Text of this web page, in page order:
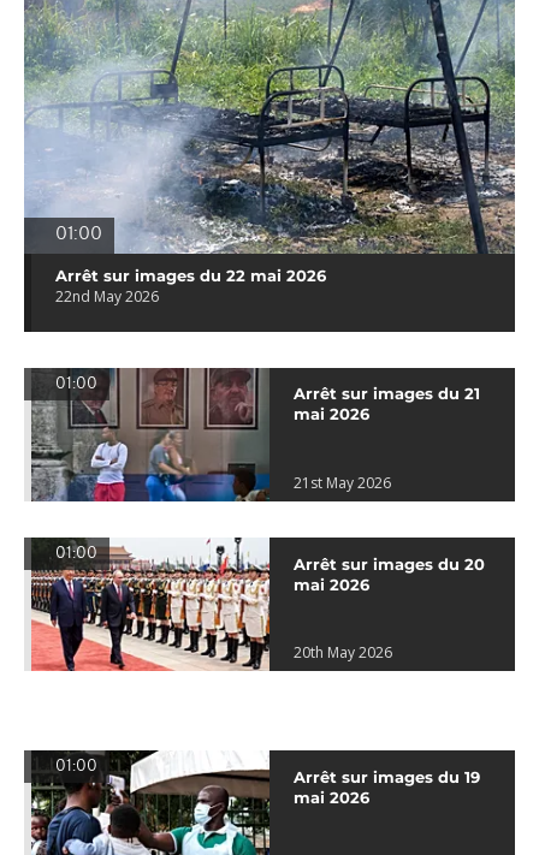
01:00
Arrêt sur images du 22 mai 2026
22nd May 2026
01:00
Arrêt sur images du 21
mai 2026
21st May 2026
01:00
Arrêt sur images du 20
mai 2026
20th May 2026
01:00
Arrêt sur images du 19
mai 2026